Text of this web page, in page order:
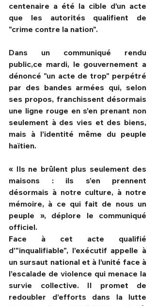
HPN Live
centenaire a été la cible d’un acte
que les autorités qualifient de
"crime contre la nation".
Dans un communiqué rendu
public,ce mardi, le gouvernement a
dénoncé "un acte de trop" perpétré
par des bandes armées qui, selon
ses propos, franchissent désormais
une ligne rouge en s’en prenant non
seulement à des vies et des biens,
mais à l’identité même du peuple
haïtien.
« Ils ne brûlent plus seulement des
maisons : ils s’en prennent
désormais à notre culture, à notre
mémoire, à ce qui fait de nous un
peuple », déplore le communiqué
officiel.
Face à cet acte qualifié
d’"inqualifiable", l’exécutif appelle à
un sursaut national et à l’unité face à
l’escalade de violence qui menace la
survie collective. Il promet de
redoubler d’efforts dans la lutte